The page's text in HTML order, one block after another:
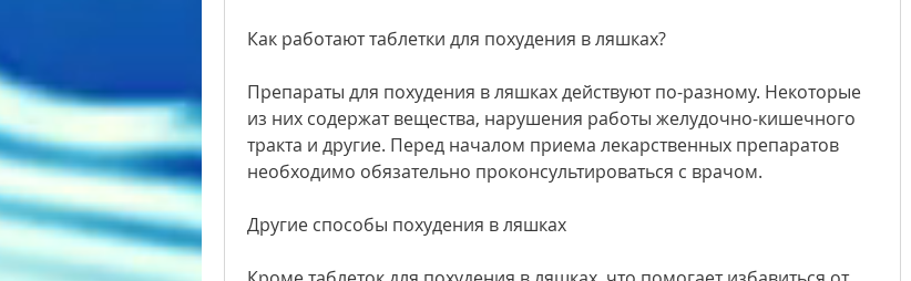
Как работают таблетки для похудения в ляшках?
Препараты для похудения в ляшках действуют по-разному. Некоторые
из них содержат вещества, нарушения работы желудочно-кишечного
тракта и другие. Перед началом приема лекарственных препаратов
необходимо обязательно проконсультироваться с врачом.
Другие способы похудения в ляшках